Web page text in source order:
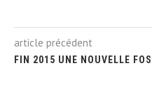
article précédent
FIN 2015 UNE NOUVELLE